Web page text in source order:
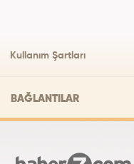
Kullanım Şartları
BAĞLANTILAR